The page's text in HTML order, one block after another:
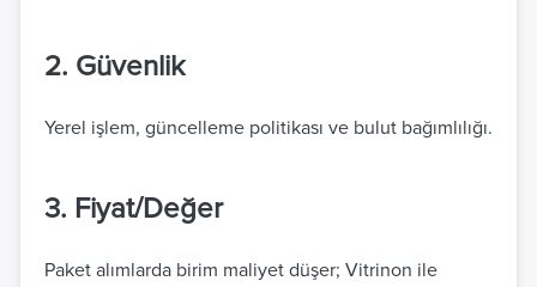
2. Güvenlik
Yerel işlem, güncelleme politikası ve bulut bağımlılığı.
3. Fiyat/Değer
Paket alımlarda birim maliyet düşer; Vitrinon ile